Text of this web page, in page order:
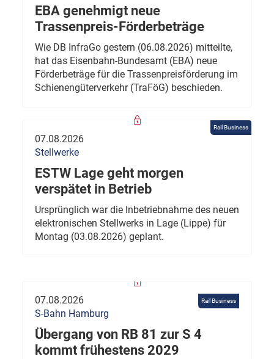
EBA genehmigt neue
Trassenpreis-Förderbeträge
Wie DB InfraGo gestern (06.08.2026) mitteilte,
hat das Eisenbahn-Bundesamt (EBA) neue
Förderbeträge für die Trassenpreisförderung im
Schienengüterverkehr (TraFöG) beschieden.
Rail Business
07.08.2026
Stellwerke
ESTW Lage geht morgen
verspätet in Betrieb
Ursprünglich war die Inbetriebnahme des neuen
elektronischen Stellwerks in Lage (Lippe) für
Montag (03.08.2026) geplant.
Rail Business
07.08.2026
S-Bahn Hamburg
Übergang von RB 81 zur S 4
kommt frühestens 2029